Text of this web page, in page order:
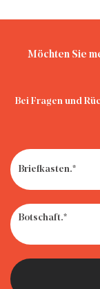
Möchten Sie
Bei Fragen und